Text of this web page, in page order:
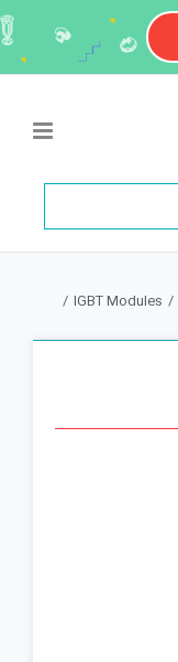
/
IGBT Modules
/